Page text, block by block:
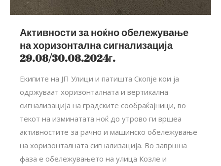
Активности за ноќно обележување
на хоризонтална сигнализација
29.08/30.08.2024г.
Екипите на ЈП Улици и патишта Скопје кои ја
одржуваат хоризонталната и вертикална
сигнализација на градските сообраќајници, во
текот на изминатата ноќ до утрово ги вршеа
активностите за рачно и машинско обележување
на хоризонталната сигнализација. Во завршна
фаза е обележувањето на улица Козле и